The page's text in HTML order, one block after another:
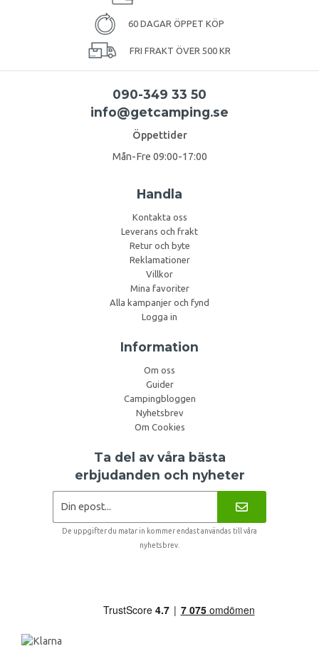
60 DAGAR ÖPPET KÖP
FRI FRAKT ÖVER 500 KR
090-349 33 50
info@getcamping.se
Öppettider
Mån-Fre 09:00-17:00
Handla
Kontakta oss
Leverans och frakt
Retur och byte
Reklamationer
Villkor
Mina favoriter
Alla kampanjer och fynd
Logga in
Information
Om oss
Guider
Campingbloggen
Nyhetsbrev
Om Cookies
Ta del av våra bästa
erbjudanden och nyheter
De uppgifter du matar in kommer endast användas till våra
nyhetsbrev.